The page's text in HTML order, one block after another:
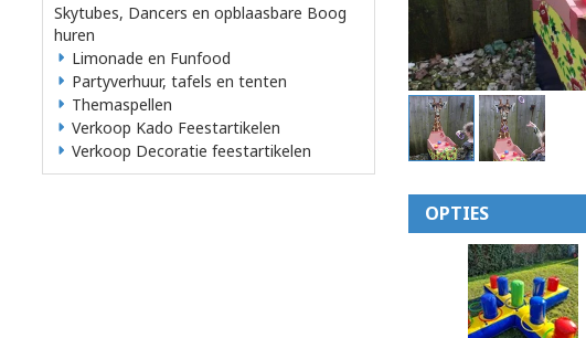
Skytubes, Dancers en opblaasbare Boog
huren
Limonade en Funfood
Partyverhuur, tafels en tenten
Themaspellen
Verkoop Kado Feestartikelen
Verkoop Decoratie feestartikelen
OPTIES